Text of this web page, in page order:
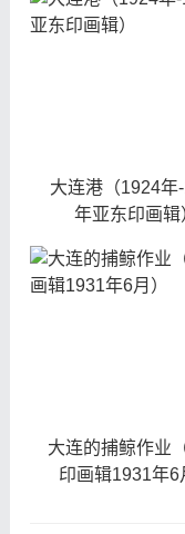
大连港（1924年
年亚东印画辑
大连的捕鲸作业
印画辑1931年6